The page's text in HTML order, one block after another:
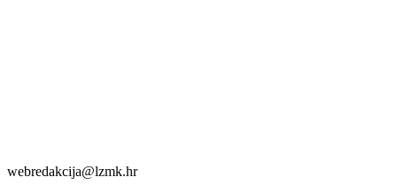
webredakcija@lzmk.hr